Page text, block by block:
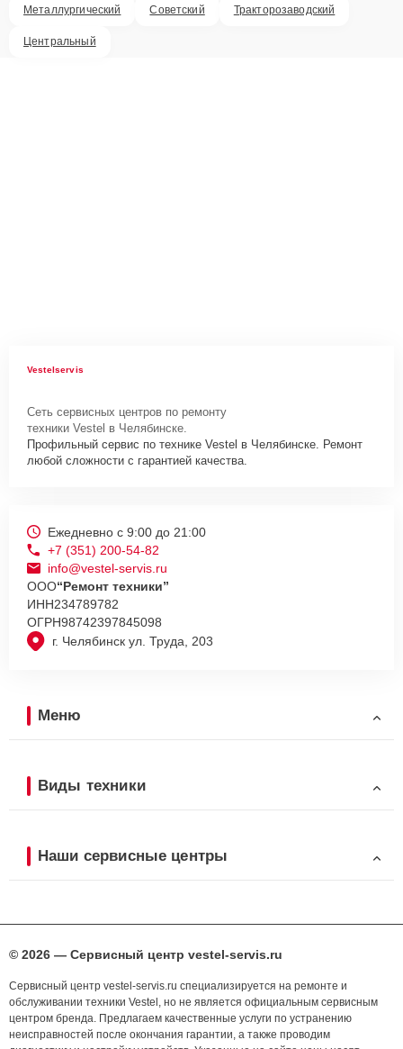
Металлургический Советский Тракторозаводский
Центральный
Vestelservis
Сеть сервисных центров по ремонту
техники Vestel в Челябинске.
Профильный сервис по технике Vestel в Челябинске. Ремонт
любой сложности с гарантией качества.
г. Челябинск ул. Труда, 203
Ежедневно с 9:00 до 21:00
+7 (351) 200-54-82
info@vestel-servis.ru
ООО“Ремонт техники”
ИНН234789782
ОГРН98742397845098
Меню
Виды техники
Наши сервисные центры
© 2026 — Сервисный центр vestel-servis.ru
Сервисный центр vestel-servis.ru специализируется на ремонте и
обслуживании техники Vestel, но не является официальным сервисным
центром бренда. Предлагаем качественные услуги по устранению
неисправностей после окончания гарантии, а также проводим